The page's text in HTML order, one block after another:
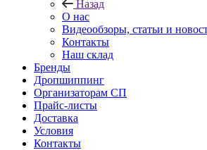
Назад
О нас
Видеообзоры, статьи и
Контакты
Наш склад
Бренды
Дропшиппинг
Организаторам СП
Прайс-листы
Доставка
Условия
Контакты